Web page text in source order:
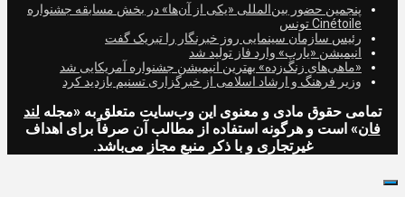
پنجمین حضور بین‌المللی «یکی از آن‌ها» در بخش مسابقه جشنواره
Cinétoile تونس
رئیس سازمان سینمایی روز خبرنگار را تبریک گفت
انیمیشن «یارپ» وارد فاز تولید شد
«ماهی‌های زنگ‌زده» بهترین انیمیشن جشنواره آمریکایی شد
وزیر فرهنگ و ارشاد اسلامی از خبرگزاری تسنیم بازدید کرد
تمامی حقوق مادی و معنوی این وب‌سایت متعلق به «مجله لند
فان» است و هرگونه استفاده از مطالب آن صرفاً برای اهداف
غیرتجاری و با ذکر منبع مجاز می‌باشد.